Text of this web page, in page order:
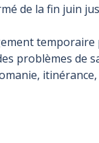
de la fin juin
problèmes de